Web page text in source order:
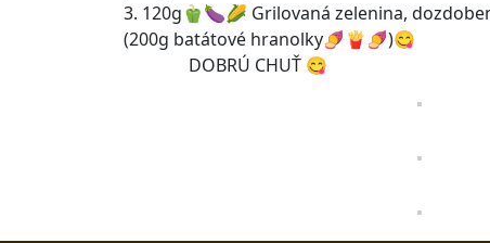
3. 120g🫑🍆🌽 Grilovaná zelenina,
(200g batátové hranolky🍠🍟🍠)😋
DOBRÚ CHUŤ 😋